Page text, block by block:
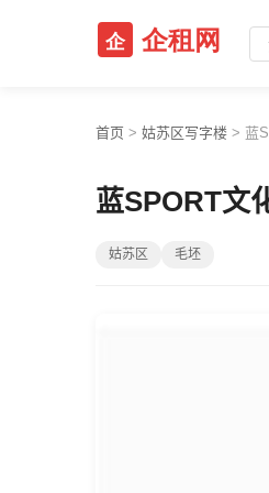
首页 > 姑苏区写字楼 > 蓝
蓝SPORT文
姑苏区 毛坯